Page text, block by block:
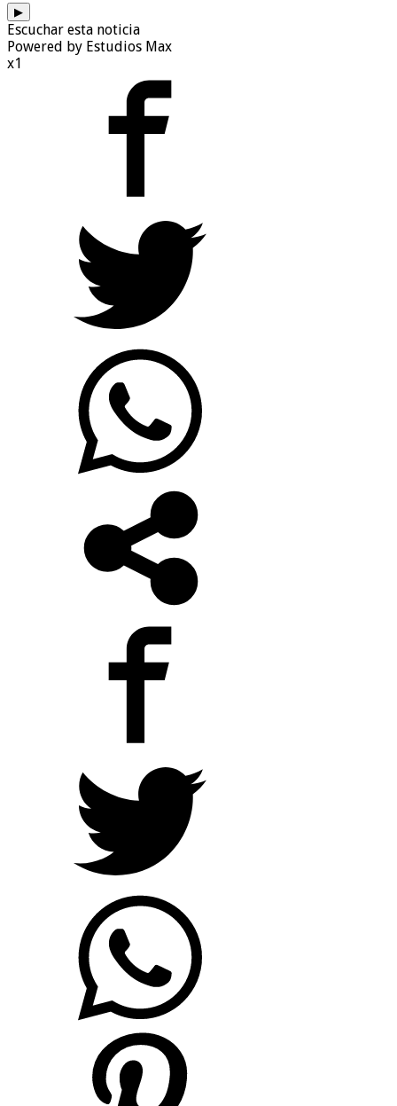
▶
Escuchar esta noticia
Powered by Estudios Max
x1